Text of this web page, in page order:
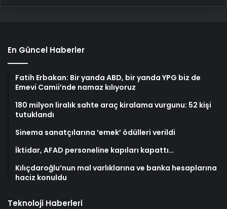
En Güncel Haberler
Fatih Erbakan: Bir yanda ABD, bir yanda YPG biz de
Emevi Camii’nde namaz kılıyoruz
180 milyon liralık sahte araç kiralama vurgunu: 52 kişi
tutuklandı
Sinema sanatçılarına ’emek’ ödülleri verildi
İktidar, AFAD personeline kapıları kapattı…
Kılıçdaroğlu’nun mal varlıklarına ve banka hesaplarına
haciz konuldu
Teknoloji Haberleri